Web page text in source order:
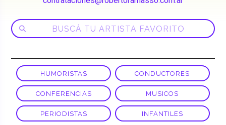
HUMORISTAS CONDUCTORES
CONFERENCIAS MUSICOS
PERIODISTAS INFANTILES